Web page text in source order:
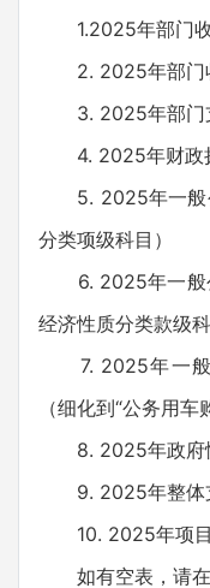
1.2025年部门收
2. 2025年部门
3. 2025年部门
4. 2025年财政
5. 2025年一般
分类项级科目）
6. 2025年一般
经济性质分类款级科
7. 2025年一般
（细化到“公务用车
8. 2025年政府
9. 2025年整体
10. 2025年项目
如有空表，请在